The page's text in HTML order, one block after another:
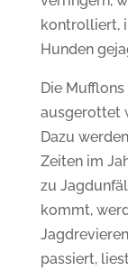
kontrolliert,
Hunden
Die
ausgerottet
Dazu
Zeiten im
zu
kommt,
passiert,